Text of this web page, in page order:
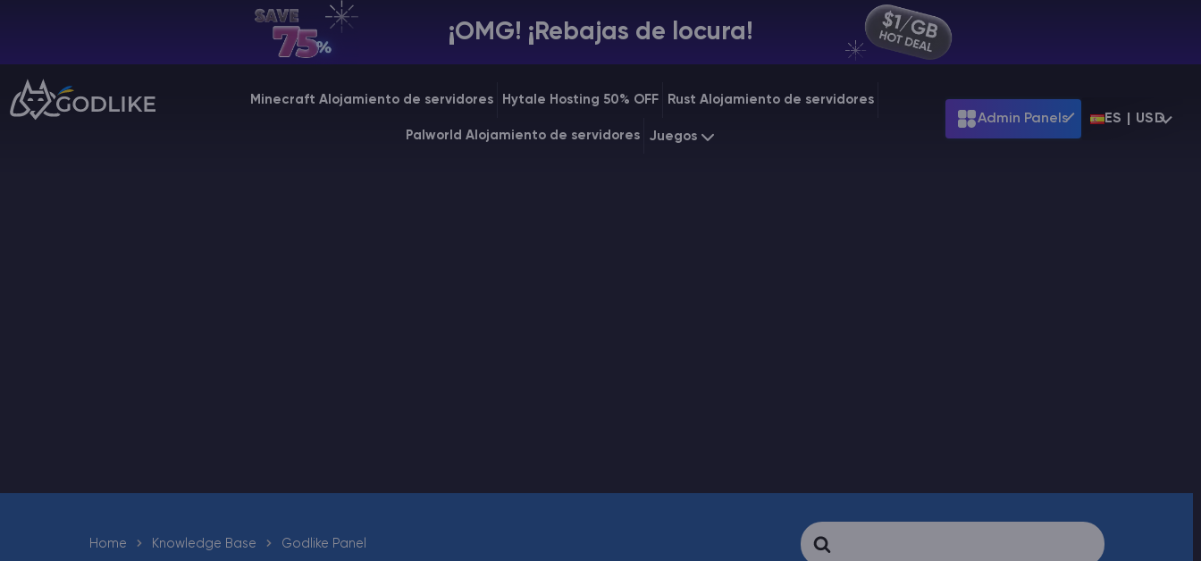
¡OMG! ¡Rebajas de locura!
Minecraft Alojamiento de servidores Hytale Hosting 50% OFF Rust Alojamiento de servidores
Palworld Alojamiento de servidores Juegos
Admin Panels ES | USD
Billing Panel
Manage your servers & payments
Hytale Hosting 50% OFF
Rust Alojamiento de servidores
Search
For
Home Knowledge Base Godlike Panel